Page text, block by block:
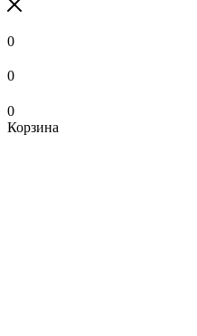
0
0
0
Корзина